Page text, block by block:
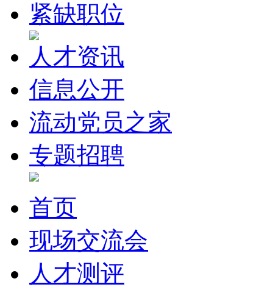
紧缺职位
人才资讯
信息公开
流动党员之家
专题招聘
首页
现场交流会
人才测评